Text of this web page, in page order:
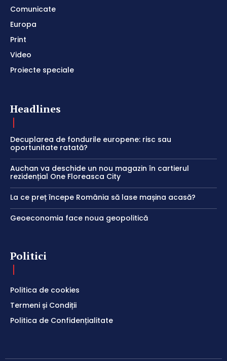
Comunicate
Europa
Print
Video
Proiecte speciale
Headlines
Decuplarea de fondurile europene: risc sau
oportunitate ratată?
Auchan va deschide un nou magazin în cartierul
rezidențial One Floreasca City
La ce preț începe România să lase mașina acasă?
Geoeconomia face noua geopolitică
Politici
Politica de cookies
Termeni și Condiții
Politica de Confidențialitate